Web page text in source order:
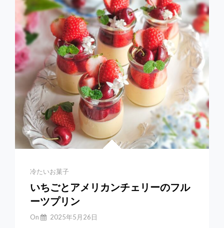
ア
&
マ
ン
ゴ
ー
ム
ー
ス
Categories
冷たいお菓子
いちごとアメリカンチェリーのフル
ーツプリン
By
On 2025年5月26日